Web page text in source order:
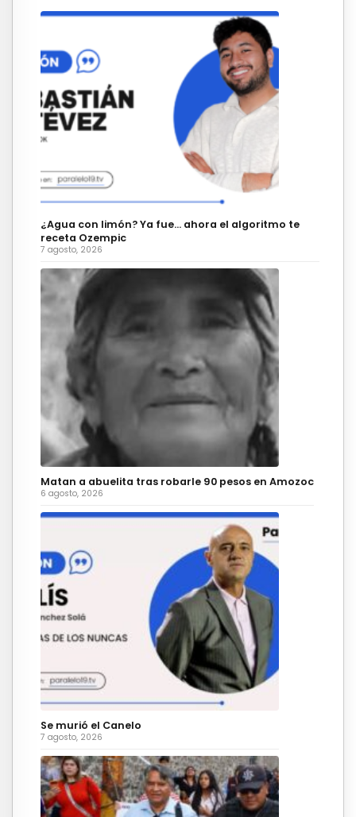
¿Agua con limón? Ya fue… ahora el algoritmo te
receta Ozempic
7 agosto, 2026
Matan a abuelita tras robarle 90 pesos en Amozoc
6 agosto, 2026
Se murió el Canelo
7 agosto, 2026